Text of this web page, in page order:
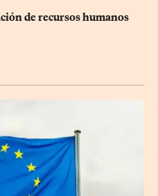
de recursos humanos